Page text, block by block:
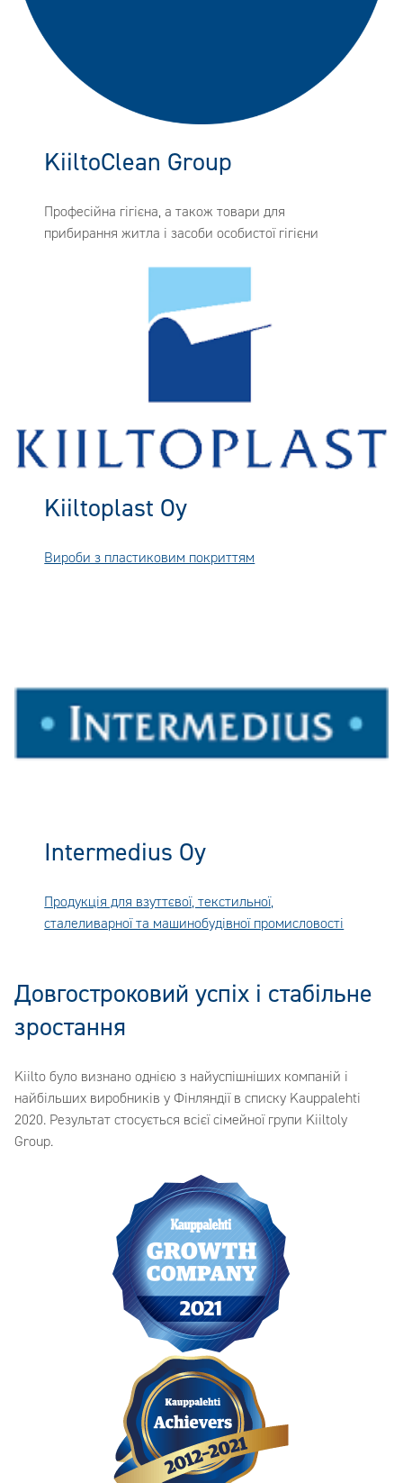
KiiltoClean Group
Професійна гігієна, а також товари для
прибирання житла і засоби особистої гігієни
Kiiltoplast Oy
Вироби з пластиковим покриттям
Intermedius Oy
Продукція для взуттєвої, текстильної,
сталеливарної та машинобудівної промисловості
Довгостроковий успіх і стабільне
зростання
Kiilto було визнано однією з найуспішніших компаній і
найбільших виробників у Фінляндії в списку Kauppalehti
2020. Результат стосується всієї сімейної групи Kiiltoly
Group.